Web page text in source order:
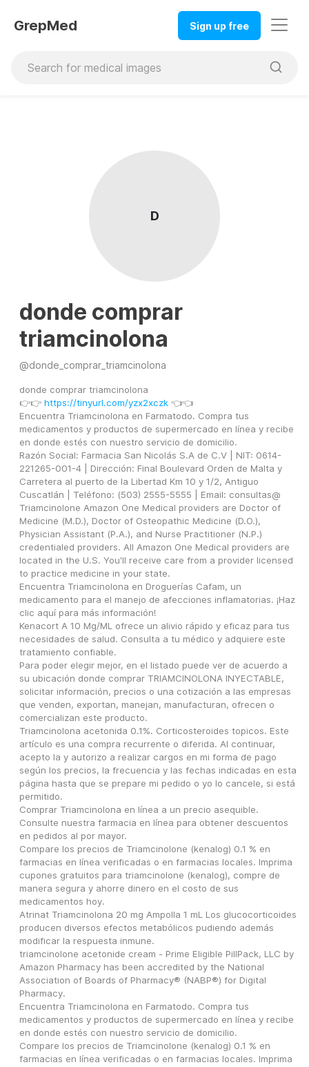
GrepMed Sign up free
D
donde comprar
triamcinolona
@donde_comprar_triamcinolona
donde comprar triamcinolona
👉👉 https://tinyurl.com/yzx2xczk 👈👈
Encuentra Triamcinolona en Farmatodo. Compra tus
medicamentos y productos de supermercado en línea y recibe
en donde estés con nuestro servicio de domicilio.
Razón Social: Farmacia San Nicolás S.A de C.V | NIT: 0614-
221265-001-4 | Dirección: Final Boulevard Orden de Malta y
Carretera al puerto de la Libertad Km 10 y 1/2, Antiguo
Cuscatlán | Teléfono: (503) 2555-5555 | Email: consultas@
Triamcinolone Amazon One Medical providers are Doctor of
Medicine (M.D.), Doctor of Osteopathic Medicine (D.O.),
Physician Assistant (P.A.), and Nurse Practitioner (N.P.)
credentialed providers. All Amazon One Medical providers are
located in the U.S. You'll receive care from a provider licensed
to practice medicine in your state.
Encuentra Triamcinolona en Droguerías Cafam, un
medicamento para el manejo de afecciones inflamatorias. ¡Haz
clic aquí para más información!
Kenacort A 10 Mg/ML ofrece un alivio rápido y eficaz para tus
necesidades de salud. Consulta a tu médico y adquiere este
tratamiento confiable.
Para poder elegir mejor, en el listado puede ver de acuerdo a
su ubicación donde comprar TRIAMCINOLONA INYECTABLE,
solicitar información, precios o una cotización a las empresas
que venden, exportan, manejan, manufacturan, ofrecen o
comercializan este producto.
Triamcinolona acetonida 0.1%. Corticosteroides topicos. Este
artículo es una compra recurrente o diferida. Al continuar,
acepto la y autorizo a realizar cargos en mi forma de pago
según los precios, la frecuencia y las fechas indicadas en esta
página hasta que se prepare mi pedido o yo lo cancele, si está
permitido.
Comprar Triamcinolona en línea a un precio asequible.
Consulte nuestra farmacia en línea para obtener descuentos
en pedidos al por mayor.
Compare los precios de Triamcinolone (kenalog) 0.1 % en
farmacias en línea verificadas o en farmacias locales. Imprima
cupones gratuitos para triamcinolone (kenalog), compre de
manera segura y ahorre dinero en el costo de sus
medicamentos hoy.
Atrinat Triamcinolona 20 mg Ampolla 1 mL Los glucocorticoides
producen diversos efectos metabólicos pudiendo además
modificar la respuesta inmune.
triamcinolone acetonide cream - Prime Eligible PillPack, LLC by
Amazon Pharmacy has been accredited by the National
Association of Boards of Pharmacy® (NABP®) for Digital
Pharmacy.
Encuentra Triamcinolona en Farmatodo. Compra tus
medicamentos y productos de supermercado en línea y recibe
en donde estés con nuestro servicio de domicilio.
Compare los precios de Triamcinolone (kenalog) 0.1 % en
farmacias en línea verificadas o en farmacias locales. Imprima